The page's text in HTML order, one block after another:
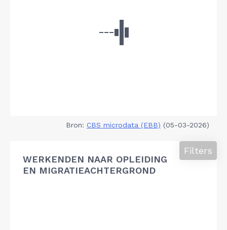
Bron: CBS microdata (EBB) (05-03-2026)
WERKENDEN NAAR OPLEIDING
EN MIGRATIEACHTERGROND
Filters